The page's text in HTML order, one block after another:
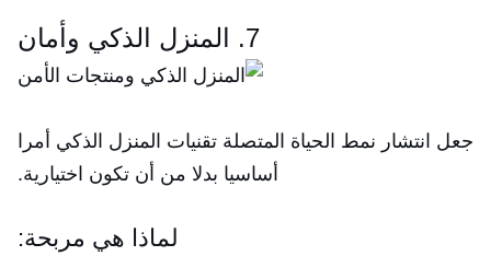
7. المنزل الذكي وأمان
جعل انتشار نمط الحياة المتصلة تقنيات المنزل الذكي أمرا
أساسيا بدلا من أن تكون اختيارية.
لماذا هي مربحة: